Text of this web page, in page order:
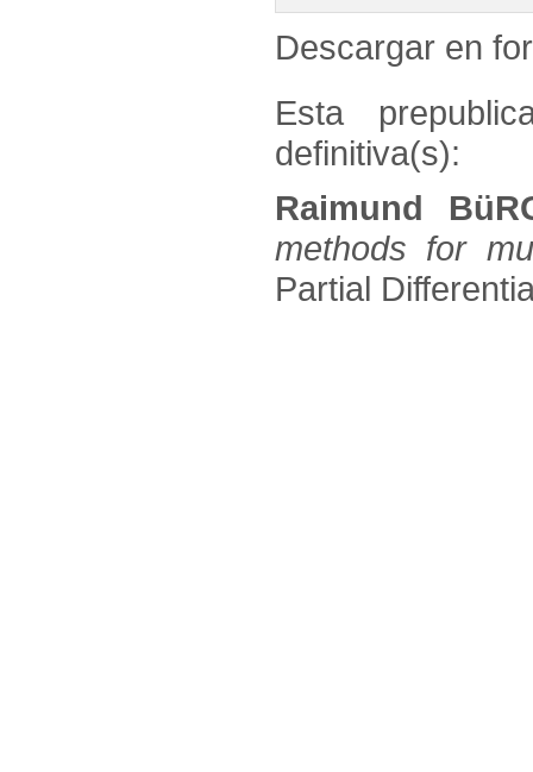
Descargar en
Esta
definitiva(s):
Raimund
methods for
Partial